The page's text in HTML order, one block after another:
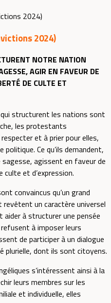
2024)
NOTRE NATION
AGIR EN FAVEUR DE
DE CULTE ET
structurent les nations sont
les protestants
et à prier pour elles,
Ce qu’ils demandent,
sagesse, agissent en faveur de
et d’expression.
convaincus qu’un grand
revêtent un caractère universel
à structurer une pensée
à imposer leurs
de participer à un dialogue
plurielle, dont ils sont citoyens.
s’intéressent ainsi à la
leurs membres sur les
et individuelle, elles